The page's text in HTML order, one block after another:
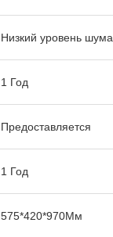
Низкий уровень шума
1 Год
Предоставляется
1 Год
575*420*970Мм